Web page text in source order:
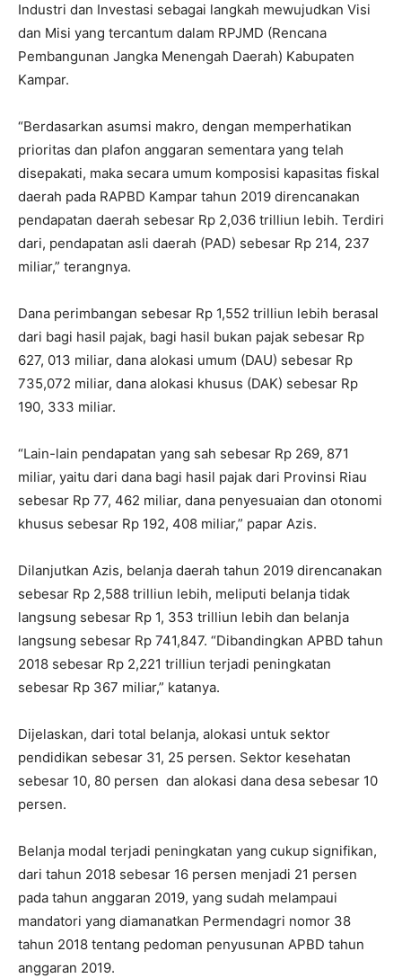
Industri dan Investasi sebagai langkah mewujudkan Visi
dan Misi yang tercantum dalam RPJMD (Rencana
Pembangunan Jangka Menengah Daerah) Kabupaten
Kampar.
“Berdasarkan asumsi makro, dengan memperhatikan
prioritas dan plafon anggaran sementara yang telah
disepakati, maka secara umum komposisi kapasitas fiskal
daerah pada RAPBD Kampar tahun 2019 direncanakan
pendapatan daerah sebesar Rp 2,036 trilliun lebih. Terdiri
dari, pendapatan asli daerah (PAD) sebesar Rp 214, 237
miliar,” terangnya.
Dana perimbangan sebesar Rp 1,552 trilliun lebih berasal
dari bagi hasil pajak, bagi hasil bukan pajak sebesar Rp
627, 013 miliar, dana alokasi umum (DAU) sebesar Rp
735,072 miliar, dana alokasi khusus (DAK) sebesar Rp
190, 333 miliar.
“Lain-lain pendapatan yang sah sebesar Rp 269, 871
miliar, yaitu dari dana bagi hasil pajak dari Provinsi Riau
sebesar Rp 77, 462 miliar, dana penyesuaian dan otonomi
khusus sebesar Rp 192, 408 miliar,” papar Azis.
Dilanjutkan Azis, belanja daerah tahun 2019 direncanakan
sebesar Rp 2,588 trilliun lebih, meliputi belanja tidak
langsung sebesar Rp 1, 353 trilliun lebih dan belanja
langsung sebesar Rp 741,847. “Dibandingkan APBD tahun
2018 sebesar Rp 2,221 trilliun terjadi peningkatan
sebesar Rp 367 miliar,” katanya.
Dijelaskan, dari total belanja, alokasi untuk sektor
pendidikan sebesar 31, 25 persen. Sektor kesehatan
sebesar 10, 80 persen dan alokasi dana desa sebesar 10
persen.
Belanja modal terjadi peningkatan yang cukup signifikan,
dari tahun 2018 sebesar 16 persen menjadi 21 persen
pada tahun anggaran 2019, yang sudah melampaui
mandatori yang diamanatkan Permendagri nomor 38
tahun 2018 tentang pedoman penyusunan APBD tahun
anggaran 2019.